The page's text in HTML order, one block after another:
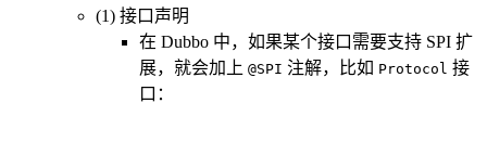
(1) 接口声明
在 Dubbo 中，如果某个接口需要支持 SPI 扩
展，就会加上 @SPI 注解，比如 Protocol 接
口：